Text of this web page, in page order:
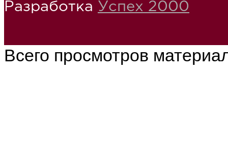
Разработка Успех 2000
Всего просмотров